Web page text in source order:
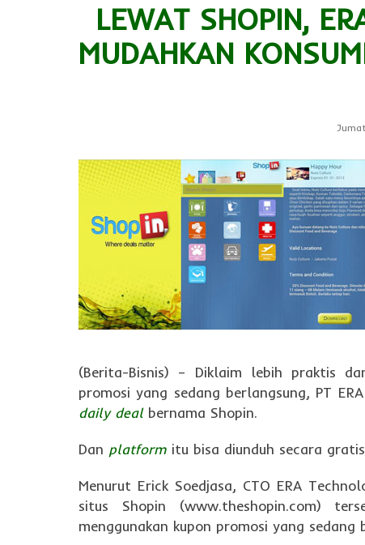
LEWAT SHOPIN,
MUDAHKAN
(Berita-Bisnis) – Diklaim lebih praktis
promosi yang sedang berlangsung, PT
daily dealbernama Shopin.
Dan platform itu bisa diunduh secara
Menurut Erick Soedjasa, CTO ERA
situs Shopin (www.theshopin.com)
menggunakan kupon promosi yang